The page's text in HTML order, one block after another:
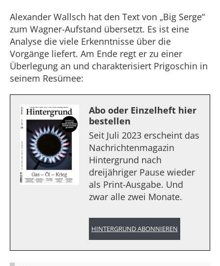
Alexander Wallsch hat den Text von „Big Serge“
zum Wagner-Aufstand übersetzt. Es ist eine
Analyse die viele Erkenntnisse über die
Vorgänge liefert. Am Ende regt er zu einer
Überlegung an und charakterisiert Prigoschin in
seinem Resümee:
Abo oder Einzelheft hier
bestellen
Seit Juli 2023 erscheint das
Nachrichtenmagazin
Hintergrund nach
dreijähriger Pause wieder
als Print-Ausgabe. Und
zwar alle zwei Monate.
HINTERGRUND ABONNIEREN